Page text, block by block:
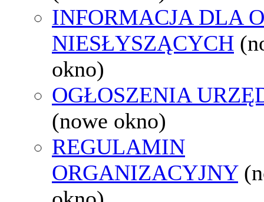
INFORMACJA DLA
NIESŁYSZĄCYCH
okno)
OGŁOSZENIA
(nowe okno)
REGULAMIN
ORGANIZACYJNY